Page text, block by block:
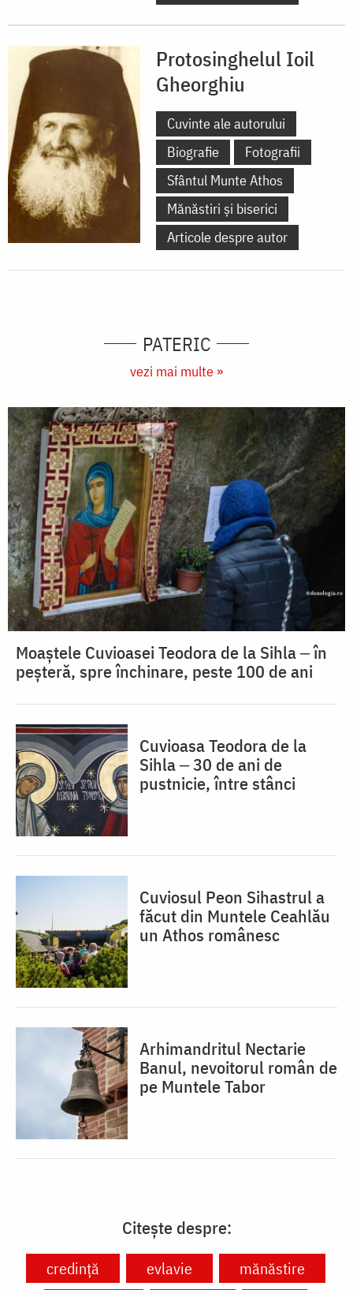
Protosinghelul Ioil
Gheorghiu
Cuvinte ale autorului
Biografie
Fotografii
Sfântul Munte Athos
Mănăstiri și biserici
Articole despre autor
PATERIC
vezi mai multe »
Moaștele Cuvioasei Teodora de la Sihla ‒ în
peșteră, spre închinare, peste 100 de ani
Cuvioasa Teodora de la
Sihla ‒ 30 de ani de
pustnicie, între stânci
Cuviosul Peon Sihastrul a
făcut din Muntele Ceahlău
un Athos românesc
Arhimandritul Nectarie
Banul, nevoitorul român de
pe Muntele Tabor
Citește despre:
credință evlavie
mănăstire